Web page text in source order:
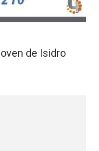
de Isidro